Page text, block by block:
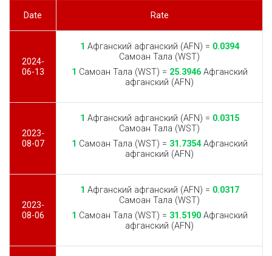
Date Rate
2024-
06-13
1 Афганский афганский (AFN) = 0.0394
Самоан Тала (WST)
1 Самоан Тала (WST) = 25.3946Афганский
афганский (AFN)
2023-
08-07
1 Афганский афганский (AFN) = 0.0315
Самоан Тала (WST)
1 Самоан Тала (WST) = 31.7354Афганский
афганский (AFN)
2023-
08-06
1 Афганский афганский (AFN) = 0.0317
Самоан Тала (WST)
1 Самоан Тала (WST) = 31.5190Афганский
афганский (AFN)